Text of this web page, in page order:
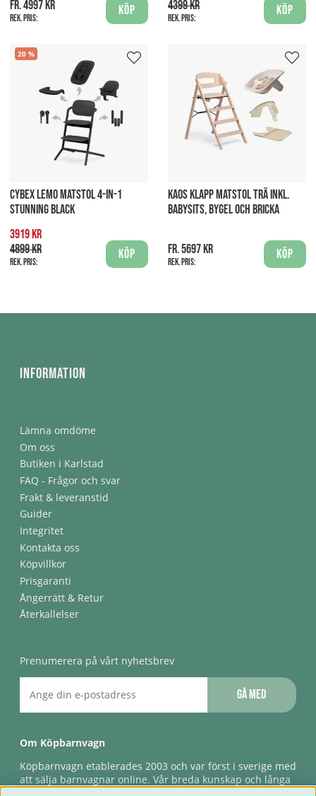
fr. 4997 kr
Rek. pris:
Köp
4399 kr
Rek. pris:
Köp
20
CYBEX LEMO MATSTOL 4-IN-1
STUNNING BLACK
3919 kr
4899 kr
Rek. pris:
Köp
KAOS KLAPP MATSTOL TRÄ INKL.
BABYSITS, BYGEL OCH BRICKA
fr. 5697 kr
Rek. pris:
Köp
Information
Lämna omdöme
Om oss
Butiken i Karlstad
FAQ - Frågor och svar
Frakt & leveranstid
Guider
Integritet
Kontakta oss
Köpvillkor
Prisgaranti
Ångerrätt & Retur
Återkallelser
Prenumerera på vårt nyhetsbrev
Gå med
Om Köpbarnvagn
Köpbarnvagn etablerades 2003 och var först i sverige med
att sälja barnvagnar online. Vår breda kunskap och långa